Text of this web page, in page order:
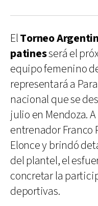
ElTorneo
patinesserá el
equipo femenino
representará a
nacional que se
julio en Mendoza.
entrenador Franco
Elonce y brindó
del plantel, el
concretar la
deportivas.